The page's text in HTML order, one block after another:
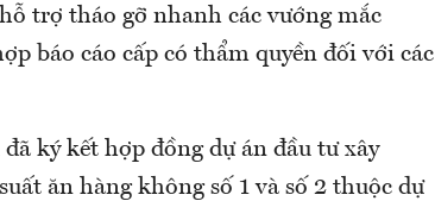
trợ tháo gỡ nhanh các vướng mắc
báo cáo cấp có thẩm quyền đối với các
ký kết hợp đồng dự án đầu tư xây
ăn hàng không số 1 và số 2 thuộc dự